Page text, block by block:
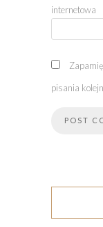
internetowa
pisania